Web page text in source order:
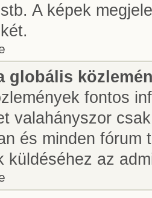
A képek
globális
fontos
valahányszor
és minden fórum
küldéséhez az